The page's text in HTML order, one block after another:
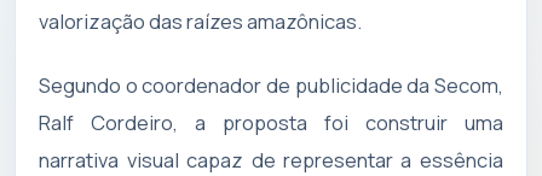
valorização das raízes amazônicas.
Segundo o coordenador de publicidade da Secom,
Ralf Cordeiro, a proposta foi construir uma
narrativa visual capaz de representar a essência